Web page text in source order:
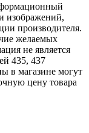
изображений,
производителя.
желаемых
не является
435, 437
в магазине могут
цену товара